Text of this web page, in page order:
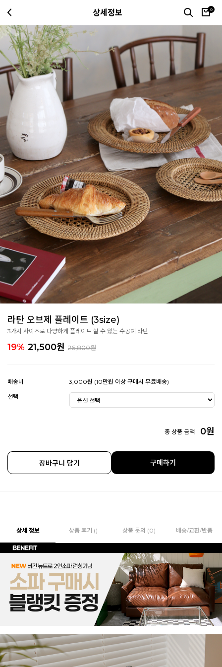
상세정보 0
라탄 오브제 플레이트 (3size)
3가지 사이즈로 다양하게 플레이트 할 수 있는 수공예 라탄
19% 21,500원 26,800원
배송비
3,000원 (10만원 이상 구매시 무료배송)
선택
총 상품 금액 0원
장바구니 담기 구매하기
상세 정보 상품 후기 () 상품 문의 (0) 배송/교환/반품